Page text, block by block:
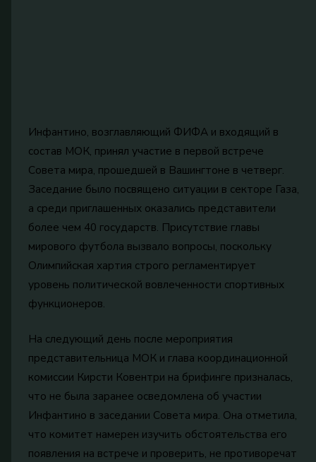
Инфантино, возглавляющий ФИФА и входящий в
состав МОК, принял участие в первой встрече
Совета мира, прошедшей в Вашингтоне в четверг.
Заседание было посвящено ситуации в секторе Газа,
а среди приглашенных оказались представители
более чем 40 государств. Присутствие главы
мирового футбола вызвало вопросы, поскольку
Олимпийская хартия строго регламентирует
уровень политической вовлеченности спортивных
функционеров.
На следующий день после мероприятия
представительница МОК и глава координационной
комиссии Кирсти Ковентри на брифинге призналась,
что не была заранее осведомлена об участии
Инфантино в заседании Совета мира. Она отметила,
что комитет намерен изучить обстоятельства его
появления на встрече и проверить, не противоречат